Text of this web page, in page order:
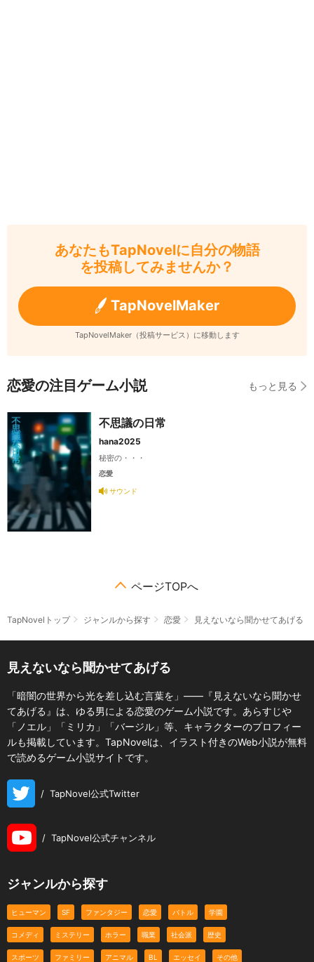
あなたもTapNovelに自分の物語
を投稿してみませんか？
TapNovelMaker
TapNovelMaker（投稿サービス）に移動します
恋愛の注目ゲーム小説 もっと見る
不思議の日常
hana2025
秘密の・・・
恋愛
サウンド
ページTOPへ
TapNovelトップ ジャンルから探す 恋愛 見えないなら聞かせてあげる
見えないなら聞かせてあげる
「暗闇の世界から光を差し込む言葉を」――『見えないなら聞かせ
てあげる』は、ゆる男による恋愛のゲーム小説です。あらすじや
「ノエル」「ミリカ」「バージル」等、キャラクターのプロフィー
ルも掲載しています。TapNovelは、イラスト付きのWeb小説が無料
で読めるゲーム小説サイトです。
/ TapNovel公式Twitter
/ TapNovel公式チャンネル
ジャンルから探す
ヒューマン SF ファンタジー 恋愛 バトル 学園
コメディ ミステリー ホラー 職業 社会派 歴史
スポーツ ファミリー アニマル BL エッセイ その他